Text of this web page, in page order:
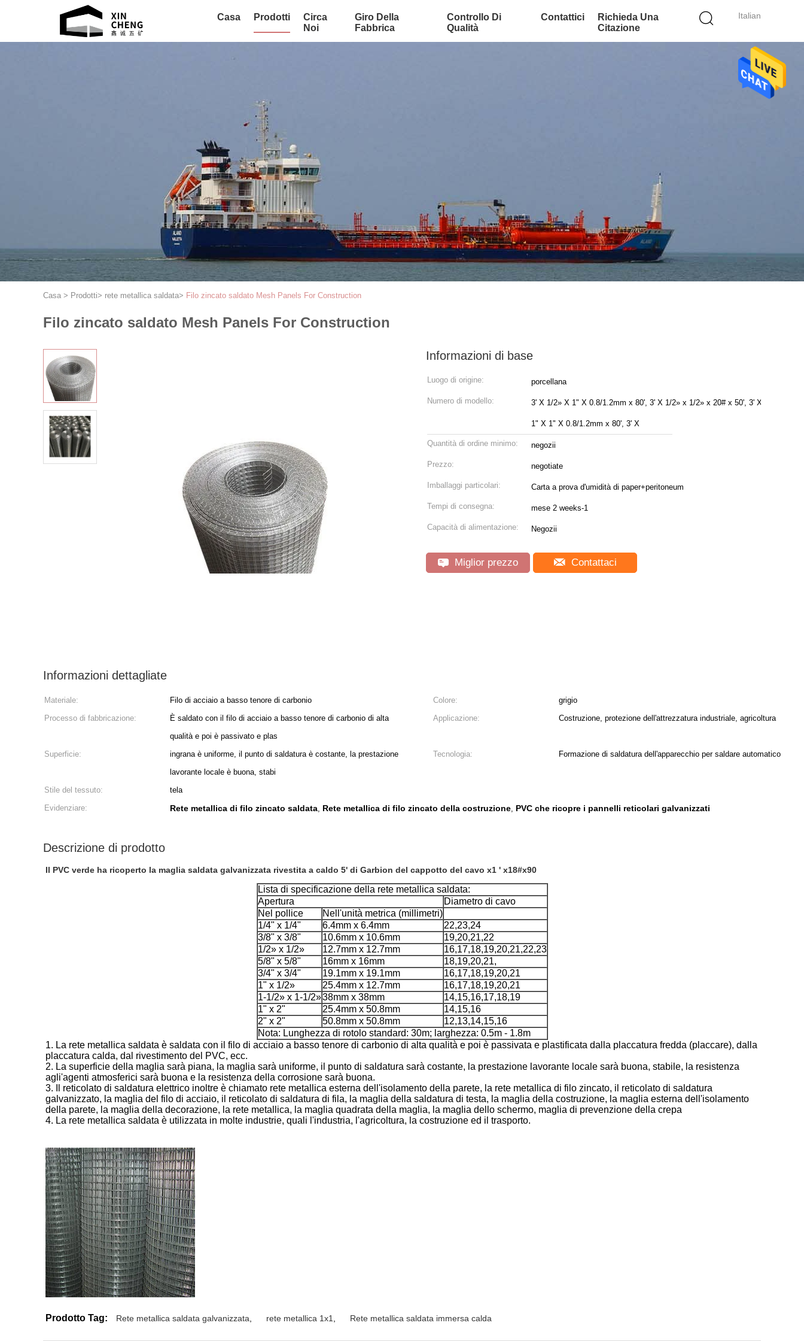
Italian
Casa Prodotti
Circa
Noi
Giro Della
Fabbrica
Controllo Di
Qualità
Contattici
Richieda Una
Citazione
Casa > Prodotti> rete metallica saldata> Filo zincato saldato Mesh Panels For Construction
Filo zincato saldato Mesh Panels For Construction
Informazioni di base
Luogo di origine: porcellana
Numero di modello: 3' X 1/2» X 1" X 0.8/1.2mm x 80', 3' X 1/2» x 1/2» x 20# x 50', 3' X
1" X 1" X 0.8/1.2mm x 80', 3' X
Quantità di ordine minimo: negozii
Prezzo: negotiate
Imballaggi particolari: Carta a prova d'umidità di paper+peritoneum
Tempi di consegna: mese 2 weeks-1
Capacità di alimentazione: Negozii
Miglior prezzo Contattaci
Informazioni dettagliate
Materiale: Filo di acciaio a basso tenore di carbonio Colore:
grigio
Processo di fabbricazione:
È saldato con il filo di acciaio a basso tenore di carbonio di alta
qualità e poi è passivato e plas
Applicazione: Costruzione, protezione dell'attrezzatura industriale, agricoltura
Superficie:
ingrana è uniforme, il punto di saldatura è costante, la prestazione
lavorante locale è buona, stabi
Tecnologia: Formazione di saldatura dell'apparecchio per saldare automatico
Stile del tessuto:
tela
Evidenziare:
Rete metallica di filo zincato saldata, Rete metallica di filo zincato della costruzione, PVC che ricopre i pannelli reticolari galvanizzati
Descrizione di prodotto
Il PVC verde ha ricoperto la maglia saldata galvanizzata rivestita a caldo 5' di Garbion del cappotto del cavo x1 ' x18#x90
Lista di specificazione della rete metallica saldata:
Apertura
Diametro di cavo
Nel pollice
Nell'unità metrica (millimetri)
1/4" x 1/4"
6.4mm x 6.4mm
22,23,24
3/8" x 3/8"
10.6mm x 10.6mm
19,20,21,22
1/2» x 1/2»
12.7mm x 12.7mm
16,17,18,19,20,21,22,23
5/8" x 5/8"
16mm x 16mm
18,19,20,21,
3/4" x 3/4"
19.1mm x 19.1mm
16,17,18,19,20,21
1" x 1/2»
25.4mm x 12.7mm
16,17,18,19,20,21
1-1/2» x 1-1/2»38mm x 38mm
14,15,16,17,18,19
1" x 2"
25.4mm x 50.8mm
14,15,16
2" x 2"
50.8mm x 50.8mm
12,13,14,15,16
Nota: Lunghezza di rotolo standard: 30m; larghezza: 0.5m - 1.8m
1. La rete metallica saldata è saldata con il filo di acciaio a basso tenore di carbonio di alta qualità e poi è passivata e plastificata dalla placcatura fredda (placcare), dalla
placcatura calda, dal rivestimento del PVC, ecc.
2. La superficie della maglia sarà piana, la maglia sarà uniforme, il punto di saldatura sarà costante, la prestazione lavorante locale sarà buona, stabile, la resistenza
agli'agenti atmosferici sarà buona e la resistenza della corrosione sarà buona.
3. Il reticolato di saldatura elettrico inoltre è chiamato rete metallica esterna dell'isolamento della parete, la rete metallica di filo zincato, il reticolato di saldatura
galvanizzato, la maglia del filo di acciaio, il reticolato di saldatura di fila, la maglia della saldatura di testa, la maglia della costruzione, la maglia esterna dell'isolamento
della parete, la maglia della decorazione, la rete metallica, la maglia quadrata della maglia, la maglia dello schermo, maglia di prevenzione della crepa
4. La rete metallica saldata è utilizzata in molte industrie, quali l'industria, l'agricoltura, la costruzione ed il trasporto.
Prodotto Tag: Rete metallica saldata galvanizzata rete metallica 1x1 Rete metallica saldata immersa calda